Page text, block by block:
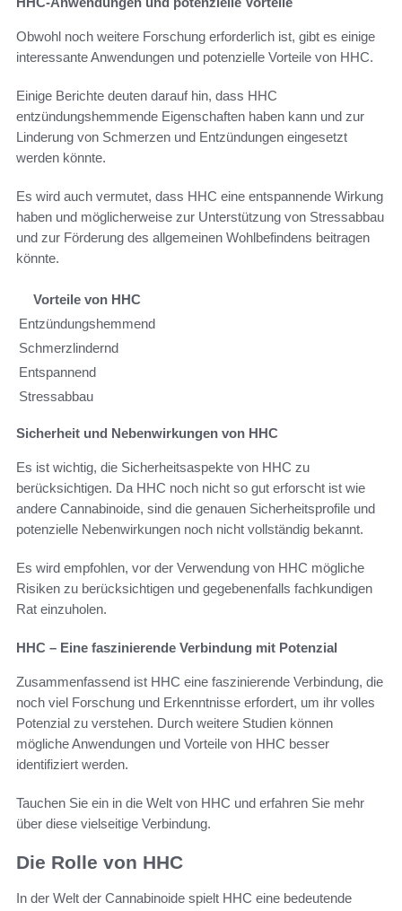
Obwohl noch weitere Forschung erforderlich ist, gibt es einige
interessante Anwendungen und potenzielle Vorteile von HHC.
Einige Berichte deuten darauf hin, dass HHC
entzündungshemmende Eigenschaften haben kann und zur
Linderung von Schmerzen und Entzündungen eingesetzt
werden könnte.
Es wird auch vermutet, dass HHC eine entspannende Wirkung
haben und möglicherweise zur Unterstützung von Stressabbau
und zur Förderung des allgemeinen Wohlbefindens beitragen
könnte.
Vorteile von HHC
Entzündungshemmend
Schmerzlindernd
Entspannend
Stressabbau
Sicherheit und Nebenwirkungen von HHC
Es ist wichtig, die Sicherheitsaspekte von HHC zu
berücksichtigen. Da HHC noch nicht so gut erforscht ist wie
andere Cannabinoide, sind die genauen Sicherheitsprofile und
potenzielle Nebenwirkungen noch nicht vollständig bekannt.
Es wird empfohlen, vor der Verwendung von HHC mögliche
Risiken zu berücksichtigen und gegebenenfalls fachkundigen
Rat einzuholen.
HHC – Eine faszinierende Verbindung mit Potenzial
Zusammenfassend ist HHC eine faszinierende Verbindung, die
noch viel Forschung und Erkenntnisse erfordert, um ihr volles
Potenzial zu verstehen. Durch weitere Studien können
mögliche Anwendungen und Vorteile von HHC besser
identifiziert werden.
Tauchen Sie ein in die Welt von HHC und erfahren Sie mehr
über diese vielseitige Verbindung.
Die Rolle von HHC
In der Welt der Cannabinoide spielt HHC eine bedeutende